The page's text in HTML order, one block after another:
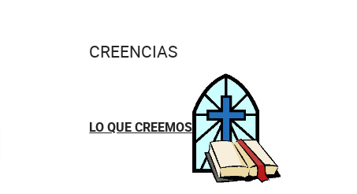
CREENCIAS
LO QUE CREEMOS